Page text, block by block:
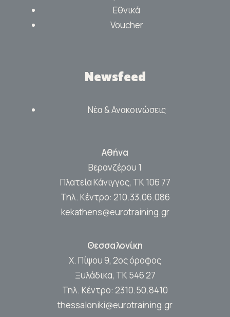
Εθνικά
Voucher
Newsfeed
Νέα & Ανακοινώσεις
Αθήνα
Βερανζέρου 1
Πλατεία Κάνιγγος, ΤΚ 106 77
Τηλ. Κέντρο: 210.33.06.086
kekathens@eurotraining.gr
Θεσσαλονίκη
Χ. Πίψου 9, 2ος όροφος
Ξυλάδικα, ΤΚ 546 27
Τηλ. Κέντρο: 2310.50.8410
thessaloniki@eurotraining.gr